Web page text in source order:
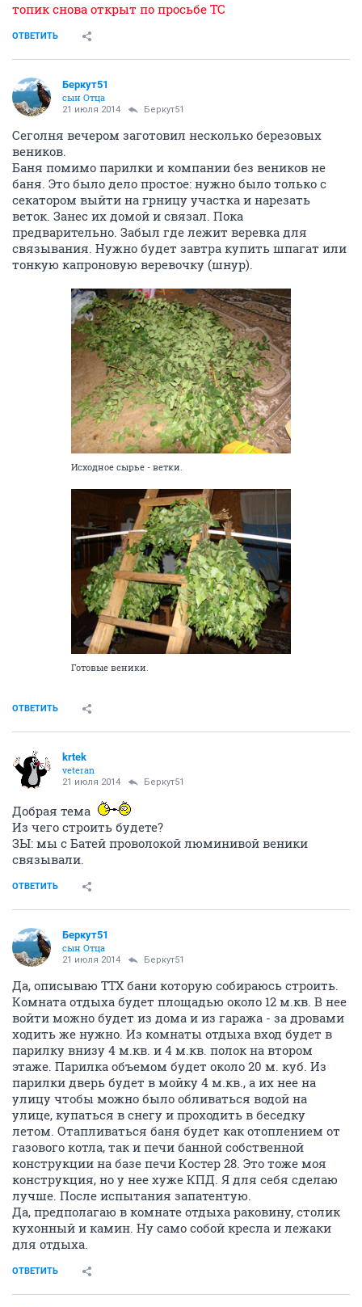
топик снова открыт по просьбе ТС
ОТВЕТИТЬ
Беркут51
сын Отца
21 июля 2014 Беркут51
Сеголня вечером заготовил несколько березовых
веников.
Баня помимо парилки и компании без веников не
баня. Это было дело простое: нужно было только с
секатором выйти на грницу участка и нарезать
веток. Занес их домой и связал. Пока
предварительно. Забыл где лежит веревка для
связывания. Нужно будет завтра купить шпагат или
тонкую капроновую веревочку (шнур).
Исходное сырье - ветки.
Готовые веники.
ОТВЕТИТЬ
krtek
veteran
21 июля 2014 Беркут51
Добрая тема
Из чего строить будете?
ЗЫ: мы с Батей проволокой люминивой веники
связывали.
ОТВЕТИТЬ
Беркут51
сын Отца
21 июля 2014 Беркут51
Да, описываю ТТХ бани которую собираюсь строить.
Комната отдыха будет площадью около 12 м.кв. В нее
войти можно будет из дома и из гаража - за дровами
ходить же нужно. Из комнаты отдыха вход будет в
парилку внизу 4 м.кв. и 4 м.кв. полок на втором
этаже. Парилка объемом будет около 20 м. куб. Из
парилки дверь будет в мойку 4 м.кв., а их нее на
улицу чтобы можно было обливаться водой на
улице, купаться в снегу и проходить в беседку
летом. Отапливаться баня будет как отоплением от
газового котла, так и печи банной собственной
конструкции на базе печи Костер 28. Это тоже моя
конструкция, но у нее хуже КПД. Я для себя сделаю
лучше. После испытания запатентую.
Да, предполагаю в комнате отдыха раковину, столик
кухонный и камин. Ну само собой кресла и лежаки
для отдыха.
ОТВЕТИТЬ